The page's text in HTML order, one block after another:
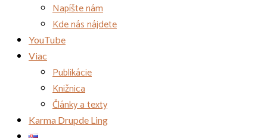
Napíšte nám
Kde nás nájdete
YouTube
Viac
Publikácie
Knižnica
Články a texty
Karma Drupde Ling